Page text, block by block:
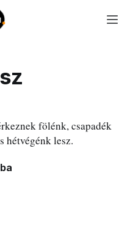
fölénk, csapadék
hétvégénk lesz.